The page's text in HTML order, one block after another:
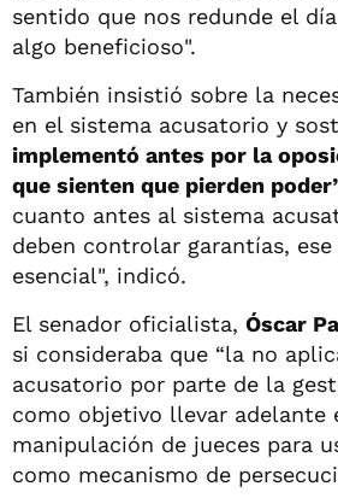
sentido que nos redunde el
algo beneficioso".
También insistió sobre la
en el sistema acusatorio y
implementó antes por la
que sienten que pierden
cuanto antes al sistema
deben controlar garantías,
esencial", indicó.
El senador oficialista, Óscar
si consideraba que “la no
acusatorio por parte de la
como objetivo llevar adelante
manipulación de jueces para
como mecanismo de